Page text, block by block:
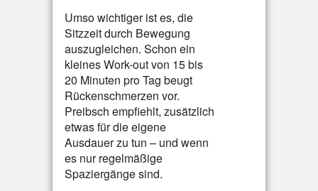
Umso wichtiger ist es, die
Sitzzeit durch Bewegung
auszugleichen. Schon ein
kleines Work-out von 15 bis
20 Minuten pro Tag beugt
Rückenschmerzen vor.
Preibsch empfiehlt, zusätzlich
etwas für die eigene
Ausdauer zu tun – und wenn
es nur regelmäßige
Spaziergänge sind.